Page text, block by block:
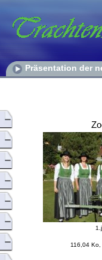
Präsentation der
116,04